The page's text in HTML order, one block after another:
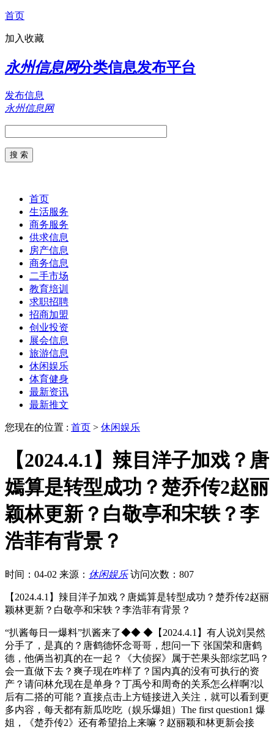
首页
加入收藏
永州信息网分类信息发布平台
发布信息
永州信息网
首页
生活服务
商务服务
供求信息
房产信息
商务信息
二手市场
教育培训
求职招聘
招商加盟
创业投资
展会信息
旅游信息
休闲娱乐
体育健身
最新资讯
最新推文
您现在的位置 : 首页 > 休闲娱乐
【2024.4.1】辣目洋子加戏？唐
嫣算是转型成功？楚乔传2赵丽
颖林更新？白敬亭和宋轶？李
浩菲有背景？
时间：04-02 来源： 休闲娱乐 访问次数：807
【2024.4.1】辣目洋子加戏？唐嫣算是转型成功？楚乔传2赵丽
颖林更新？白敬亭和宋轶？李浩菲有背景？
“扒酱每日一爆料”扒酱来了◆◆ ◆【2024.4.1】有人说刘昊然
分手了，是真的？唐鹤德怀念哥哥，想问一下 张国荣和唐鹤
德，他俩当初真的在一起？《大侦探》属于芒果头部综艺吗？
会一直做下去？爽子现在咋样了？国内真的没有可执行的资
产？请问林允现在是单身？丁禹兮和周奇的关系怎么样啊?以
后有二搭的可能？直接点击上方链接进入关注，就可以看到更
多内容，每天都有新瓜吃吃（娱乐爆姐）The first question1 爆
姐，《楚乔传2》还有希望抬上来嘛？赵丽颖和林更新会接